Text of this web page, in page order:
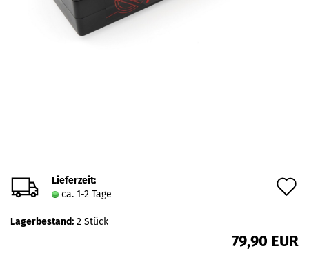
Lieferzeit:
ca. 1-2 Tage
Lagerbestand: 2 Stück
79,90 EUR